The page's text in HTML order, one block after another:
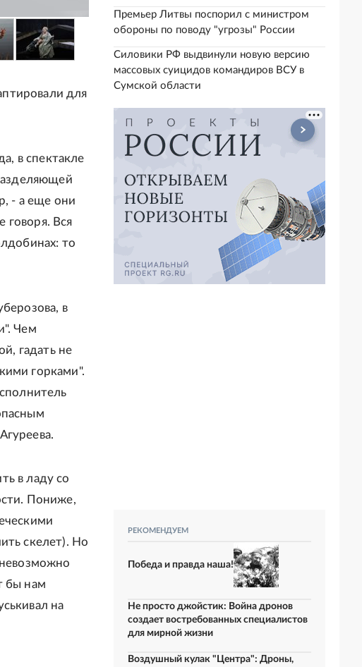
для
в спектакле
- а еще они
говоря. Вся
то
в
Чем
гадать не
горками".
в ладу со
Пониже,
скелет). Но
бы нам
на
Премьер Литвы поспорил с министром
обороны по поводу "угрозы" России
Силовики РФ выдвинули новую версию
массовых суицидов командиров ВСУ в
Сумской области
РЕКОМЕНДУЕМ
Победа и правда наша!
Не просто джойстик: Война дронов
создает востребованных специалистов
для мирной жизни
Воздушный кулак "Центра": Дроны,